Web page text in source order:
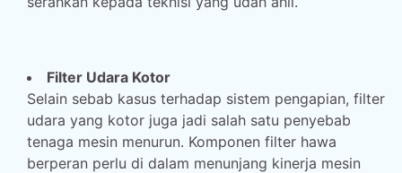
Filter Udara Kotor
Selain sebab kasus terhadap sistem pengapian, filter
udara yang kotor juga jadi salah satu penyebab
tenaga mesin menurun. Komponen filter hawa
berperan perlu di dalam menunjang kinerja mesin